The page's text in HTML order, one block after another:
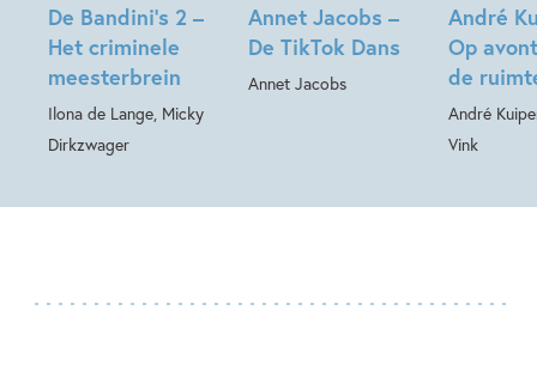
De Bandini’s 2 –
Het criminele
meesterbrein
Ilona de Lange, Micky
Dirkzwager
Annet Jacobs –
De TikTok Dans
Annet Jacobs
André
Op
de
André
Vink